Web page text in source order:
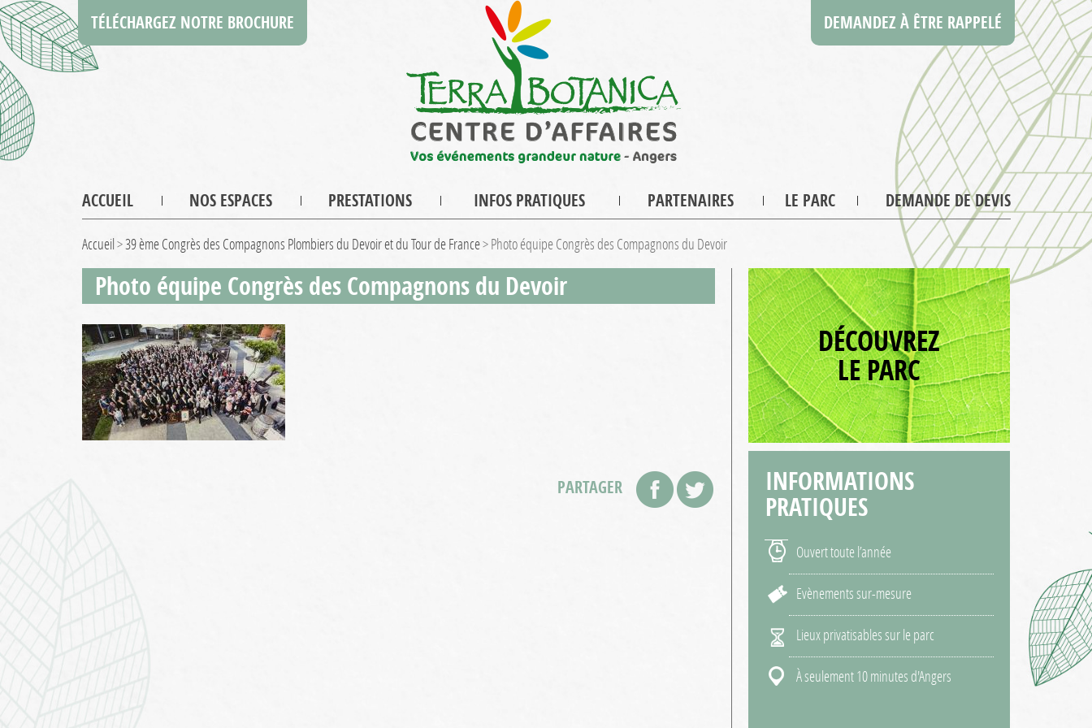
TÉLÉCHARGEZ NOTRE BROCHURE DEMANDEZ À ÊTRE RAPPELÉ
ACCUEIL NOS ESPACES PRESTATIONS INFOS PRATIQUES PARTENAIRES LE PARC DEMANDE DE DEVIS
Accueil>39 ème Congrès des Compagnons Plombiers du Devoir et du Tour de France>Photo équipe Congrès des Compagnons du Devoir
Photo équipe Congrès des Compagnons du Devoir
PARTAGER
DÉCOUVREZ
LE PARC
INFORMATIONS
PRATIQUES
Ouvert toute l’année
Evènements sur-mesure
Lieux privatisables sur le parc
À seulement 10 minutes d'Angers